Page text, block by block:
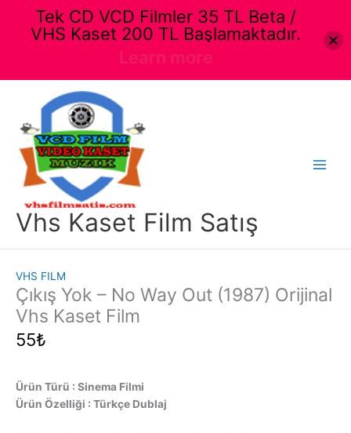
Vhs Kaset Film Satış
VHS FILM
Çıkış Yok – No Way Out (1987) Orijinal
Vhs Kaset Film
55₺
Ürün Türü : Sinema Filmi
Ürün Özelliği : Türkçe Dublaj
Tek CD VCD Filmler 35 TL Beta /
VHS Kaset 200 TL Başlamaktadır.
Learn more